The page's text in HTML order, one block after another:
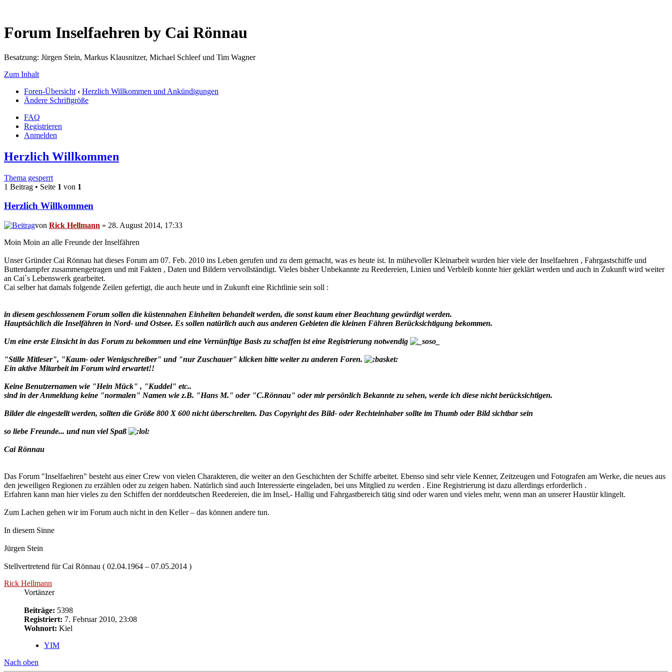
Forum Inselfaehren by Cai Rönnau
Besatzung: Jürgen Stein, Markus Klausnitzer, Michael Schleef und Tim Wagner
Zum Inhalt
Foren-Übersicht ‹ Herzlich Willkommen und Ankündigungen
Ändere Schriftgröße
FAQ
Registrieren
Anmelden
Herzlich Willkommen
Thema gesperrt
1 Beitrag • Seite 1 von 1
Herzlich Willkommen
von Rick Hellmann » 28. August 2014, 17:33
Moin Moin an alle Freunde der Inselfähren
Unser Gründer Cai Rönnau hat dieses Forum am 07. Feb. 2010 ins Leben gerufen und zu dem gemacht, was es heute ist. In mühevoller Kleinarbeit wurden hier viele der Inselfaehren , Fahrgastschiffe und
Butterdampfer zusammengetragen und mit Fakten , Daten und Bildern vervollständigt. Vieles bisher Unbekannte zu Reedereien, Linien und Verbleib konnte hier geklärt werden und auch in Zukunft wird weiter
an Cai`s Lebenswerk gearbeitet.
Cai selber hat damals folgende Zeilen gefertigt, die auch heute und in Zukunft eine Richtlinie sein soll :
in diesem geschlossenem Forum sollen die küstennahen Einheiten behandelt werden, die sonst kaum einer Beachtung gewürdigt werden.
Hauptsächlich die Inselfähren in Nord- und Ostsee. Es sollen natürlich auch aus anderen Gebieten die kleinen Fähren Berücksichtigung bekommen.
Um eine erste Einsicht in das Forum zu bekommen und eine Vernünftige Basis zu schaffen ist eine Registrierung notwendig
"Stille Mitleser", "Kaum- oder Wenigschreiber" und "nur Zuschauer" klicken bitte weiter zu anderen Foren.
Ein aktive Mitarbeit im Forum wird erwartet!!
Keine Benutzernamen wie "Hein Mück" , "Kuddel" etc..
sind in der Anmeldung keine "normalen" Namen wie z.B. "Hans M." oder "C.Rönnau" oder mir persönlich Bekannte zu sehen, werde ich diese nicht berücksichtigen.
Bilder die eingestellt werden, sollten die Größe 800 X 600 nicht überschreiten. Das Copyright des Bild- oder Rechteinhaber sollte im Thumb oder Bild sichtbar sein
so liebe Freunde... und nun viel Spaß
Cai Rönnau
Das Forum "Inselfaehren" besteht aus einer Crew von vielen Charakteren, die weiter an den Geschichten der Schiffe arbeitet. Ebenso sind sehr viele Kenner, Zeitzeugen und Fotografen am Werke, die neues aus
den jeweiligen Regionen zu erzählen oder zu zeigen haben. Natürlich sind auch Interessierte eingeladen, bei uns Mitglied zu werden . Eine Registrierung ist dazu allerdings erforderlich .
Erfahren kann man hier vieles zu den Schiffen der norddeutschen Reedereien, die im Insel,- Hallig und Fahrgastbereich tätig sind oder waren und vieles mehr, wenn man an unserer Haustür klingelt.
Zum Lachen gehen wir im Forum auch nicht in den Keller – das können andere tun.
In diesem Sinne
Jürgen Stein
Stellvertretend für Cai Rönnau ( 02.04.1964 – 07.05.2014 )
Rick Hellmann
Vortänzer
Beiträge: 5398
Registriert: 7. Februar 2010, 23:08
Wohnort: Kiel
YIM
Nach oben